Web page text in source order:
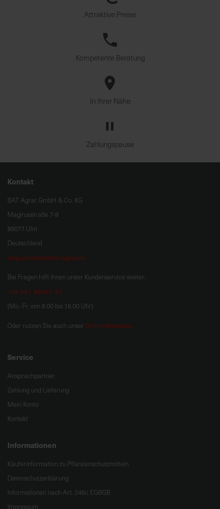
Attraktive Preise
Kompetente Beratung
In Ihrer Nähe
Zahlungspause
Kontakt
BAT Agrar GmbH & Co. KG
Magirusstraße 7-9
89077 Ulm
Deutschland
hug.zentrale@bat-agrar.de
Bei Fragen hilft Ihnen unser Kundenservice weiter:
+49 251 60957 47
(Mo.-Fr. von 8.00 bis 16.00 Uhr)
Oder nutzen Sie auch unser Onlineformular.
Service
Ansprechpartner
Zahlung und Lieferung
Mein Konto
Kontakt
Informationen
Käuferinformation zu Pflanzenschutzmitteln
Datenschutzerklärung
Informationen nach Art. 246c EGBGB
Impressum